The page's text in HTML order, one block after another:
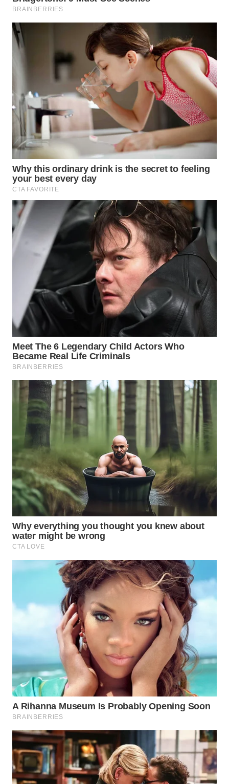
SUMEDANG
CIANJUR
SERIBU
WN
TANGERANG
WN
BINJAI
WN
CIREBON
INDRAMAYU
WN
KUNINGAN
WN
MAJALENGKA
WN
SUBANG
WN
SUKABUMI
WN
WN
PRIANGAN
TIMUR
WN
SEMARANG
WN
SOLO
BOROBUDUR
MADURA
WN
SURABAYA
WN
NATUNA
WN
BINTAN
WN